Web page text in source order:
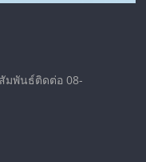
มพันธ์ติดต่อ 08-